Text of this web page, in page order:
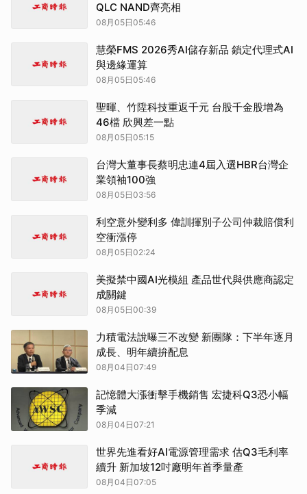
QLC NAND齊亮相
08月05日05:46
慧榮FMS 2026秀AI儲存新品 鎖定代理式AI
與邊緣運算
08月05日05:46
聖暉、竹陞科技重返千元 台股千金股增為
46檔 欣興差一點
08月05日05:15
台灣大董事長蔡明忠連4屆入選HBR台灣企
業領袖100強
08月05日03:56
利空意外變利多 偉訓揮別子公司仲裁賠償利
空衝漲停
08月05日02:24
美擬禁中國AI光模組 產品世代與供應商認定
成關鍵
08月05日00:39
力積電法說曝三不改變 新團隊：下半年逐月
成長、明年續拚配息
08月04日07:49
記憶體大漲衝擊手機銷售 宏捷科Q3恐小幅
季減
08月04日07:21
世界先進看好AI電源管理需求 估Q3毛利率
續升 新加坡12吋廠明年首季量產
08月04日07:05